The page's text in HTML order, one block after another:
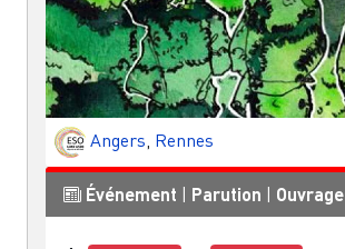
Angers, Rennes
Événement Parution Ouvrage